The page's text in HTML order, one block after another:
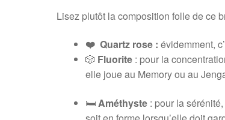
Lisez plutôt la composition folle de ce
❤️ Quartz rose : évidemment,
🎲 Fluorite : pour la
elle joue au Memory ou au
🛏️Améthyste : pour la